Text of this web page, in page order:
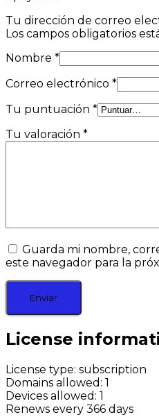
Tu dirección de correo
Los campos obligatorios
Nombre *
Correo electrónico *
Tu puntuación *
Tu valoración *
Guarda mi nombre,
este navegador para la
License
License type: subscription
Domains allowed: 1
Devices allowed: 1
Renews every 366 days